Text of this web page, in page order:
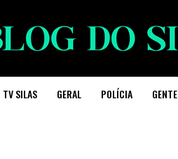
TV SILAS GERAL POLÍCIA GENTE